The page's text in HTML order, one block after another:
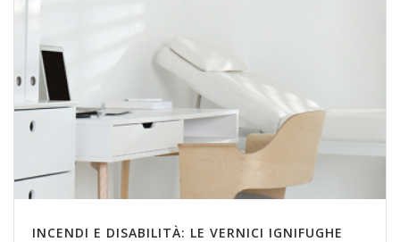
INCENDI E DISABILITÀ: LE VERNICI IGNIFUGHE